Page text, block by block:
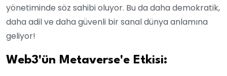
yönetiminde söz sahibi oluyor. Bu da daha demokratik,
daha adil ve daha güvenli bir sanal dünya anlamına
geliyor!
Web3'ün Metaverse'e Etkisi: